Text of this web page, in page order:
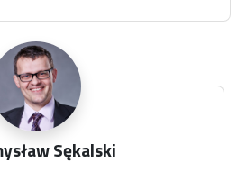
Sękalski